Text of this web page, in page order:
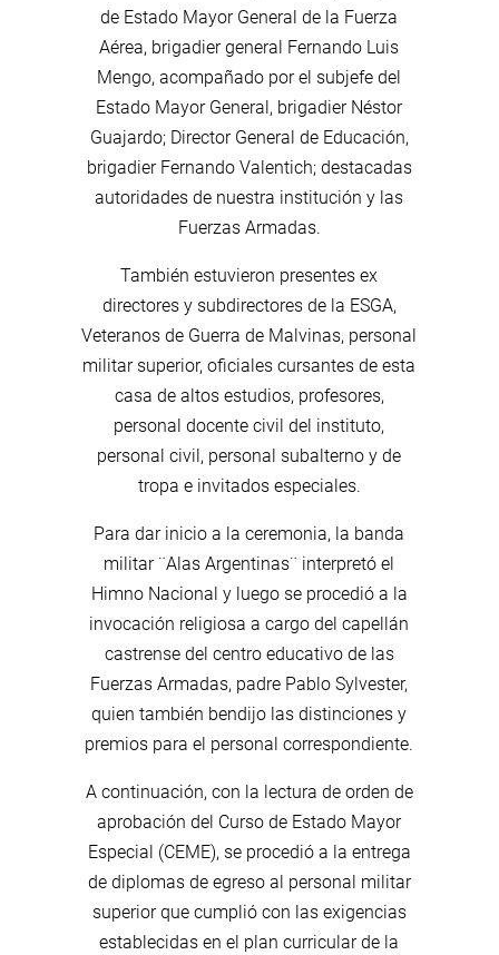
de Estado Mayor General de la Fuerza
Aérea, brigadier general Fernando Luis
Mengo, acompañado por el subjefe del
Estado Mayor General, brigadier Néstor
Guajardo; Director General de Educación,
brigadier Fernando Valentich; destacadas
autoridades de nuestra institución y las
Fuerzas Armadas.
También estuvieron presentes ex
directores y subdirectores de la ESGA,
Veteranos de Guerra de Malvinas, personal
militar superior, oficiales cursantes de esta
casa de altos estudios, profesores,
personal docente civil del instituto,
personal civil, personal subalterno y de
tropa e invitados especiales.
Para dar inicio a la ceremonia, la banda
militar ¨Alas Argentinas¨ interpretó el
Himno Nacional y luego se procedió a la
invocación religiosa a cargo del capellán
castrense del centro educativo de las
Fuerzas Armadas, padre Pablo Sylvester,
quien también bendijo las distinciones y
premios para el personal correspondiente.
A continuación, con la lectura de orden de
aprobación del Curso de Estado Mayor
Especial (CEME), se procedió a la entrega
de diplomas de egreso al personal militar
superior que cumplió con las exigencias
establecidas en el plan curricular de la